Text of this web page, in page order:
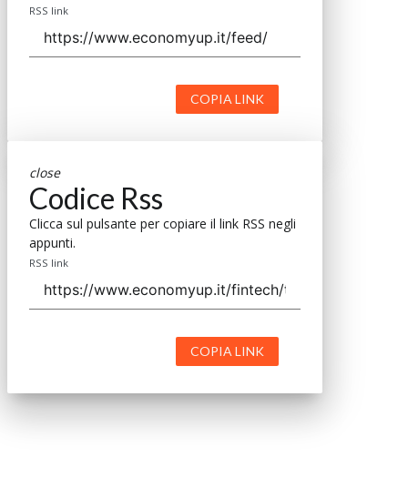
RSS link
COPIA LINK
close
Codice Rss
Clicca sul pulsante per copiare il link RSS negli
appunti.
RSS link
COPIA LINK